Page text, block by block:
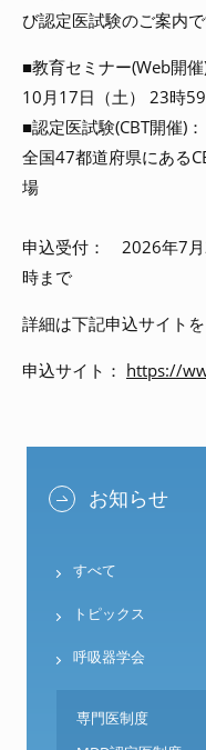
び認定医試験のご案内で
■教育セミナー(Web開
10月17日（土） 23時
■認定医試験(CBT開催)
全国47都道府県にある
場
申込受付： 2026年7月
時まで
詳細は下記申込サイトを
申込サイト： https://
お知らせ
すべて
トピックス
呼吸器学会
専門医制度